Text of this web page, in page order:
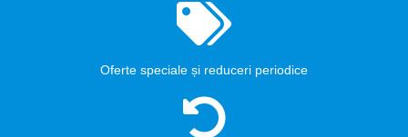
Oferte speciale și reduceri periodice